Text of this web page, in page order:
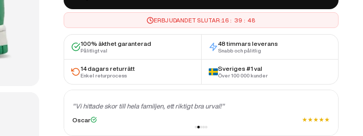
ERBJUDANDET SLUTAR:16 : 39 : 47
100% äkthet garanterad
Pålitligt val
48 timmars leverans
Snabb och pålitlig
14 dagars returrätt
Enkel returprocess
Sveriges #1 val
Över 100 000 kunder
"Vi hittade skor till hela familjen, ett riktigt bra urval!"
Oscar ★★★★★